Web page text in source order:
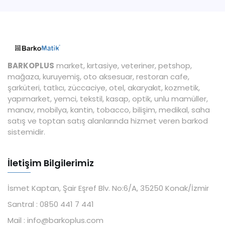
BARKOPLUS market, kırtasiye, veteriner, petshop,
mağaza, kuruyemiş, oto aksesuar, restoran cafe,
şarküteri, tatlıcı, züccaciye, otel, akaryakıt, kozmetik,
yapımarket, yemci, tekstil, kasap, optik, unlu mamüller,
manav, mobilya, kantin, tobacco, bilişim, medikal, saha
satış ve toptan satış alanlarında hizmet veren barkod
sistemidir.
İletişim Bilgilerimiz
İsmet Kaptan, Şair Eşref Blv. No:6/A, 35250 Konak/İzmir
Santral : 0850 441 7 441
Mail : info@barkoplus.com